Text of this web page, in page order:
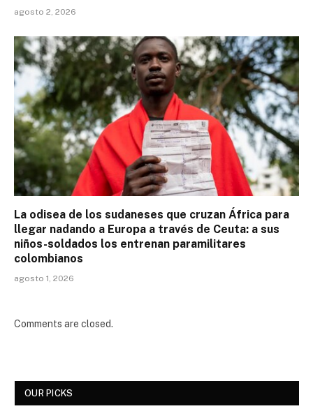
agosto 2, 2026
La odisea de los sudaneses que cruzan África para
llegar nadando a Europa a través de Ceuta: a sus
niños-soldados los entrenan paramilitares
colombianos
agosto 1, 2026
Comments are closed.
OUR PICKS